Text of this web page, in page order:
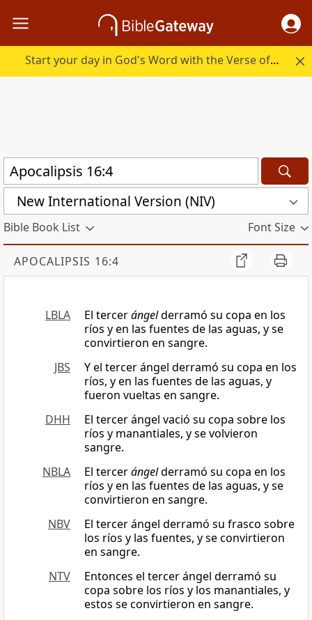
Start your day in God's Word with the Verse of the Day.
New International Version (NIV)
Bible Book List Font Size
APOCALIPSIS 16:4
LBLA El tercerángelderramó su copa en los
ríos y en las fuentes de las aguas, y se
convirtieron en sangre.
JBS
Y el tercer ángel derramó su copa en los
ríos, y en las fuentes de las aguas, y
fueron vueltas en sangre.
DHH
El tercer ángel vació su copa sobre los
ríos y manantiales, y se volvieron
sangre.
NBLA
El tercerángelderramó su copa en los
ríos y en las fuentes de las aguas, y se
convirtieron en sangre.
NBV
El tercer ángel derramó su frasco sobre
los ríos y las fuentes, y se convirtieron
en sangre.
NTV
Entonces el tercer ángel derramó su
copa sobre los ríos y los manantiales, y
estos se convirtieron en sangre.